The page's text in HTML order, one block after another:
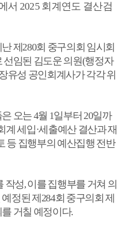
서 2025 회계연도 결산검
제280회 중구의회 임시회
임된 김도운 의원(행정자
유성 공인회계사가 각각 위
오는4월 1일부터20일까
계 세입·세출예산 결산과 재
등 집행부의 예산집행 전반
작성,이를 집행부를 거쳐 의
예정된 제284회 중구의회 제
거칠 예정이다.